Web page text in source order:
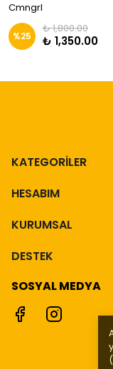
Cmngrl
%25
₺ 1,800.00
₺ 1,350.00
KATEGORİLER
HESABIM
KURUMSAL
DESTEK
SOSYAL MEDYA